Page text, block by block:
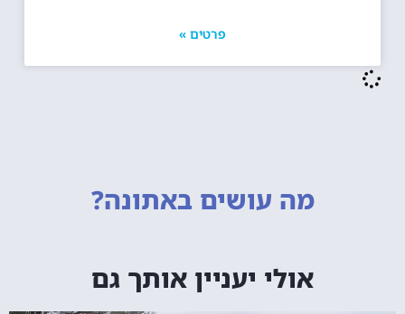
מה עושים באתונה?
אולי יעניין אותך גם